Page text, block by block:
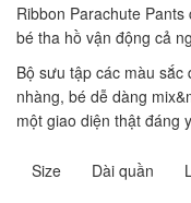
Ribbon Parachute
bé tha hồ vận động cả
Bộ sưu tập các màu
nhàng, bé dễ dàng
một giao diện thật đáng
Size Dài quần